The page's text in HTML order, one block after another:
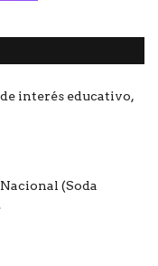
interés educativo,
(Soda